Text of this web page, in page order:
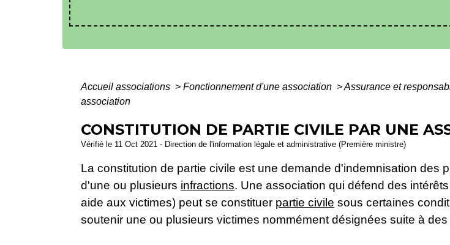
Accueil associations > Fonctionnement d'une association >Assurance et
association
CONSTITUTION DE PARTIE CIVILE PAR UNE
Vérifié le 11 Oct 2021 - Direction de l'information légale et administrative (Première ministre)
La constitution de partie civile est une demande d'indemnisation des
d'une ou plusieurs infractions. Une association qui défend des
aide aux victimes) peut se constituer partie civile sous certaines
soutenir une ou plusieurs victimes nommément désignées suite à